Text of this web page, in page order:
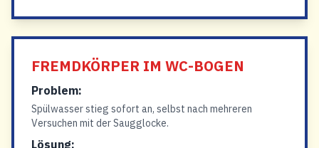
FREMDKÖRPER IM WC-BOGEN
Problem:
Spülwasser stieg sofort an, selbst nach mehreren
Versuchen mit der Saugglocke.
Lösung: